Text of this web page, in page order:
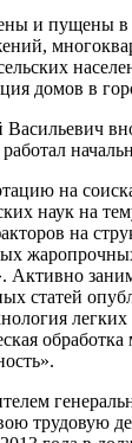
и пущены
домов в
на
наук на
на
Активно
статей
легких
обработка
трудовую